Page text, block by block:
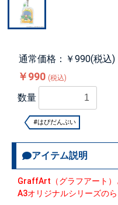
通常価格：￥990(税込)
￥990 (税込)
数量
#はぴだんぶい
アイテム説明
GraffArt（グラフアート）
A3オリジナルシリーズの